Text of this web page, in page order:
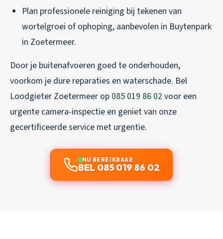
Plan professionele reiniging bij tekenen van
wortelgroei of ophoping, aanbevolen in Buytenpark
in Zoetermeer.
Door je buitenafvoeren goed te onderhouden,
voorkom je dure reparaties en waterschade. Bel
Loodgieter Zoetermeer op 085 019 86 02 voor een
urgente camera-inspectie en geniet van onze
gecertificeerde service met urgentie.
NU BEREIKBAAR
BEL 085 019 86 02